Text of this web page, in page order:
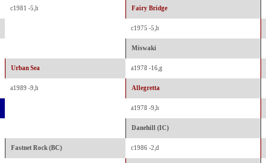
c1981 -5,h Fairy Bridge
c1975 -5,h
Miswaki
Urban Sea a1978 -16,g
a1989 -9,h Allegretta
a1978 -9,h
Danehill (IC)
Fastnet Rock (BC) c1986 -2,d